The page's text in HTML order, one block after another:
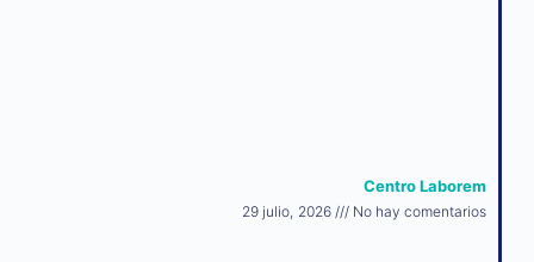
Centro Laborem
29 julio, 2026 No hay comentarios